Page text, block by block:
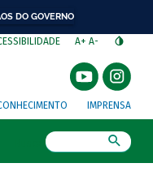
DO GOVERNO
A+ A-
IMPRENSA